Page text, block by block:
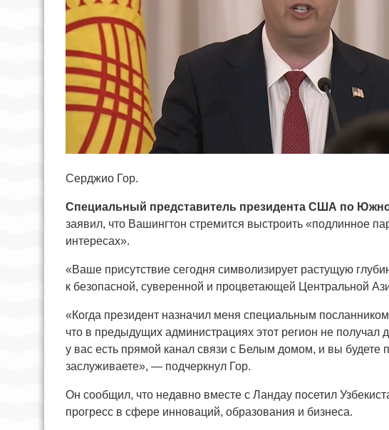
Серджио Гор.
Специальный представитель президента США по
заявил, что Вашингтон стремится выстроить «подлинное
интересах».
«Ваше присутствие сегодня символизирует растущую
к безопасной, суверенной и процветающей Центральной
«Когда президент назначил меня специальным
что в предыдущих администрациях этот регион не получал
у вас есть прямой канал связи с Белым домом, и вы будете
заслуживаете», — подчеркнул Гор.
Он сообщил, что недавно вместе с Ландау посетил
прогресс в сфере инноваций, образования и бизнеса.